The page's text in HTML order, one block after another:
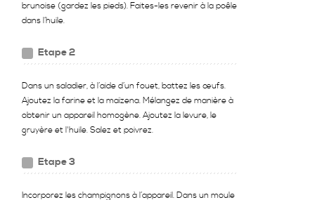
brunoise (gardez les pieds). Faites-les revenir à la poêle
dans l’huile.
Etape 2
Dans un saladier, à l’aide d’un fouet, battez les œufs.
Ajoutez la farine et la maïzena. Mélangez de manière à
obtenir un appareil homogène. Ajoutez la levure, le
gruyère et l'huile. Salez et poivrez.
Etape 3
Incorporez les champignons à l’appareil. Dans un moule